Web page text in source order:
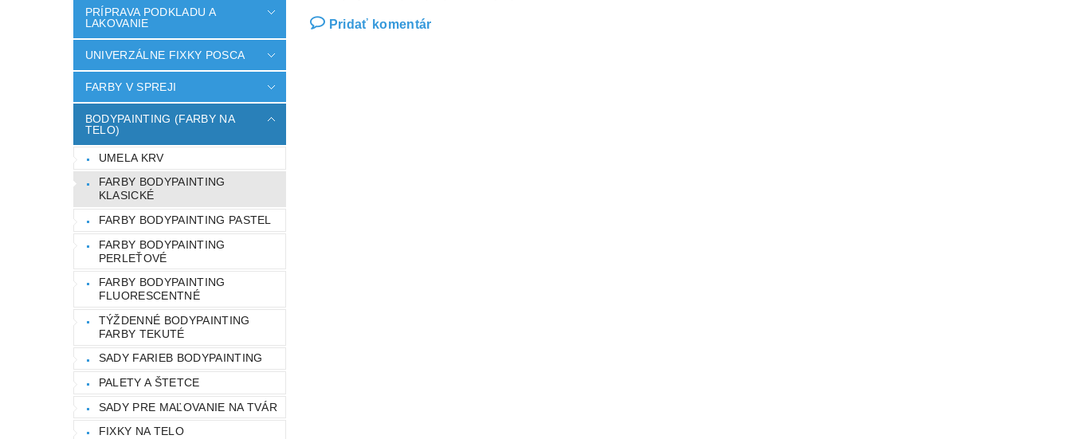
PRÍPRAVA PODKLADU A
LAKOVANIE
UNIVERZÁLNE FIXKY POSCA
FARBY V SPREJI
BODYPAINTING (FARBY NA
TELO)
UMELA KRV
FARBY BODYPAINTING
KLASICKÉ
FARBY BODYPAINTING PASTEL
FARBY BODYPAINTING
PERLEŤOVÉ
FARBY BODYPAINTING
FLUORESCENTNÉ
TÝŽDENNÉ BODYPAINTING
FARBY TEKUTÉ
SADY FARIEB BODYPAINTING
PALETY A ŠTETCE
SADY PRE MAĽOVANIE NA TVÁR
FIXKY NA TELO
Pridať komentár